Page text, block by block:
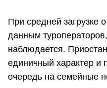
При средней загрузке
данным
наблюдается.
единичный характер и
очередь на семейные